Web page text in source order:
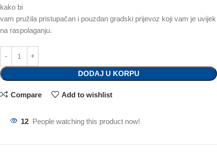
kako bi
vam pružila pristupačan i pouzdan gradski prijevoz koji vam je uvijek
na raspolaganju.
DODAJ U KORPU
Compare Add to wishlist
12 People watching this product now!